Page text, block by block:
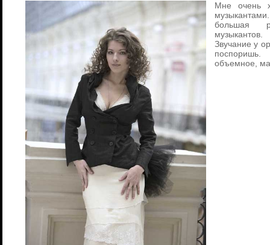
Мне очень
большая
Звучание у
объемное,